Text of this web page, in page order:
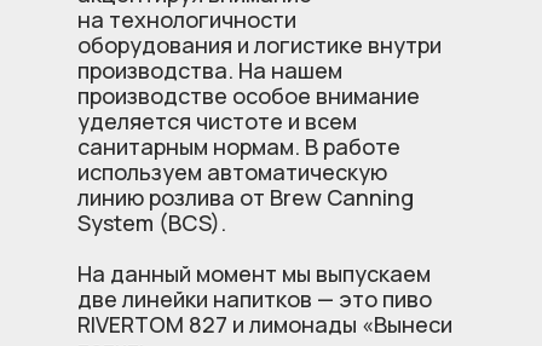
на технологичности
оборудования и логистике внутри
производства. На нашем
производстве особое внимание
уделяется чистоте и всем
санитарным нормам. В работе
используем автоматическую
линию розлива от Brew Canning
System (BCS).
На данный момент мы выпускаем
две линейки напитков — это пиво
RIVERTOM 827 и лимонады «Вынеси